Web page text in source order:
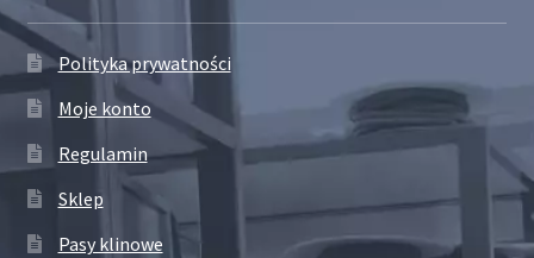
Polityka prywatności
Moje konto
Regulamin
Sklep
Pasy klinowe